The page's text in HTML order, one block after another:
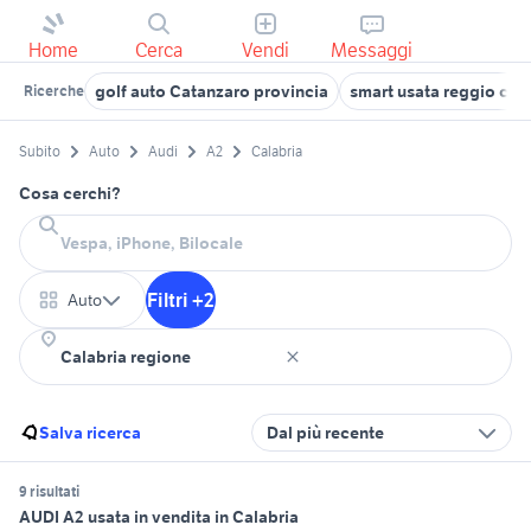
Home Cerca Vendi Messaggi
Ricerche golf auto Catanzaro provincia smart usata reggio
Subito Auto Audi A2 Calabria
Cosa cerchi?
Auto Filtri +2
Salva ricerca Dal più recente
9 risultati
AUDI A2 usata in vendita in Calabria